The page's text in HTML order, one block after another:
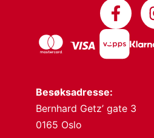
Besøksadresse:
Bernhard Getz’ gate 3
0165 Oslo